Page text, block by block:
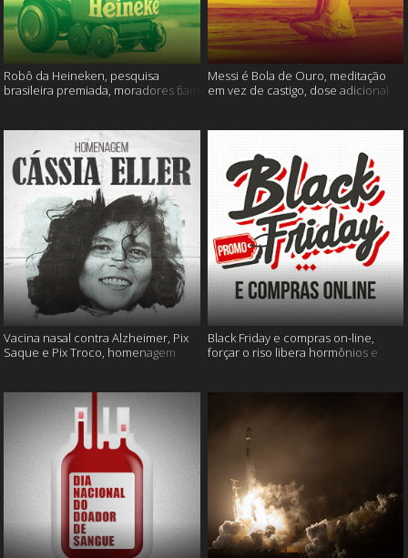
Robô da Heineken, pesquisa
brasileira premiada, moradores ficam
Messi é Bola de Ouro, meditação
em vez de castigo, dose adicional
Vacina nasal contra Alzheimer, Pix
Saque e Pix Troco, homenagem
Black Friday e compras on-line,
forçar o riso libera hormônios e